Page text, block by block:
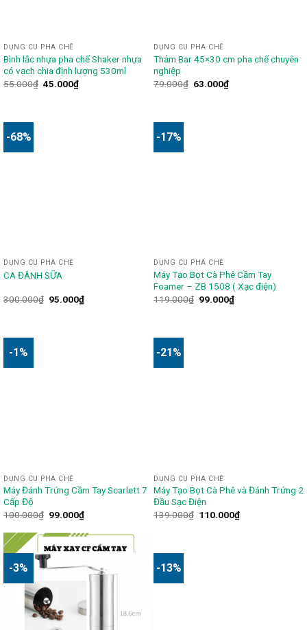
DỤNG CU PHA CHẾ
Bình lắc nhựa pha chế Shaker nhựa
có vạch chia định lượng 530ml
55.000₫ 45.000₫
DỤNG CU PHA CHẾ
Thảm Bar 45×30 cm pha chế chuyên
nghiệp
79.000₫ 63.000₫
-68%
DỤNG CU PHA CHẾ
CA ĐÁNH SỮA
300.000₫ 95.000₫
-17%
DỤNG CU PHA CHẾ
Máy Tạo Bọt Cà Phê Cầm Tay
Foamer – ZB 1508 ( Xạc điện)
119.000₫ 99.000₫
-1%
DỤNG CU PHA CHẾ
Máy Đánh Trứng Cầm Tay Scarlett 7
Cấp Độ
100.000₫ 99.000₫
-21%
DỤNG CU PHA CHẾ
Máy Tạo Bọt Cà Phê và Đánh Trứng 2
Đầu Sạc Điện
139.000₫ 110.000₫
-3% -13%